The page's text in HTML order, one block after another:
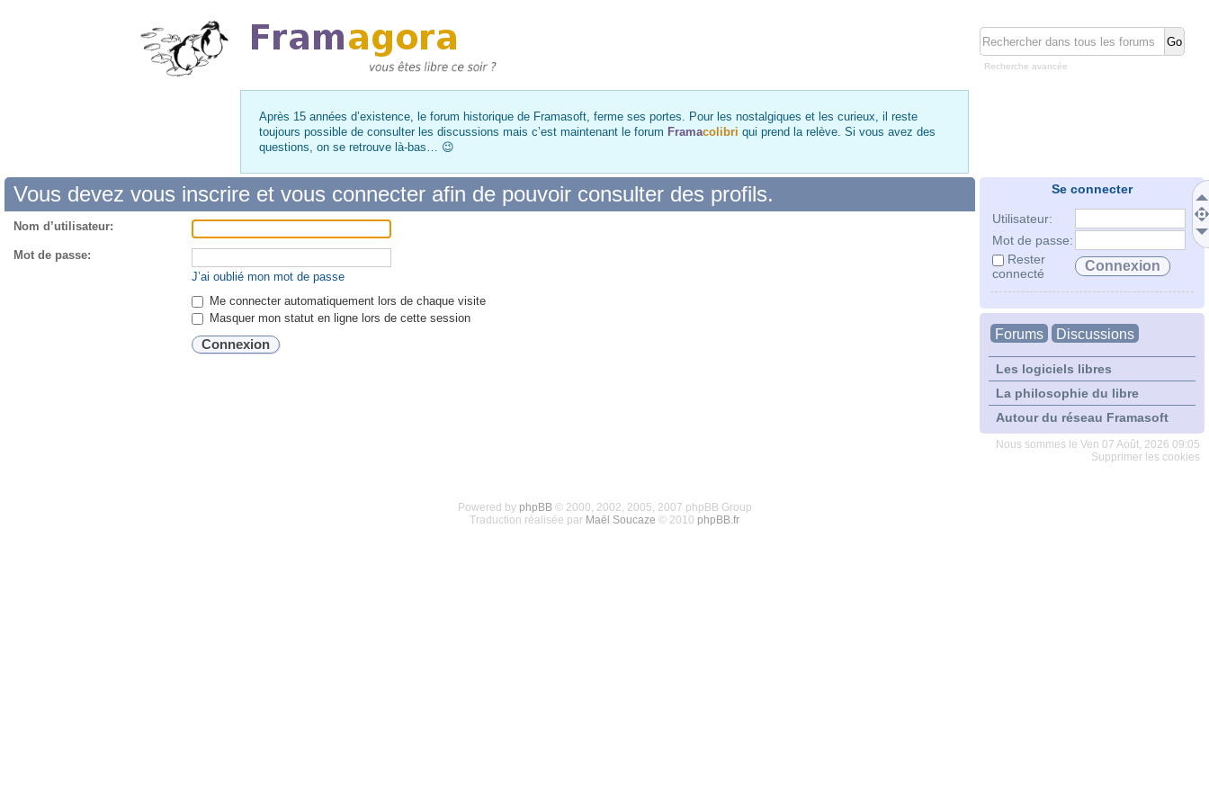
Recherche avancée
Après 15 années d’existence, le forum historique de Framasoft, ferme ses portes. Pour les nostalgiques et les curieux, il reste
toujours possible de consulter les discussions mais c’est maintenant le forum Framacolibri qui prend la relève. Si vous avez des
questions, on se retrouve là-bas… 😉
Se connecter
Utilisateur:
Mot de passe:
Rester
connecté
Forums Discussions
Les logiciels libres
La philosophie du libre
Autour du réseau Framasoft
Nous sommes le Ven 07 Août, 2026 09:05
Supprimer les cookies
Vous devez vous inscrire et vous connecter afin de pouvoir consulter des profils.
Nom d’utilisateur:
Mot de passe:
J’ai oublié mon mot de passe
Me connecter automatiquement lors de chaque visite
Masquer mon statut en ligne lors de cette session
Powered by phpBB© 2000, 2002, 2005, 2007 phpBB Group
Traduction réalisée par Maël Soucaze © 2010 phpBB.fr